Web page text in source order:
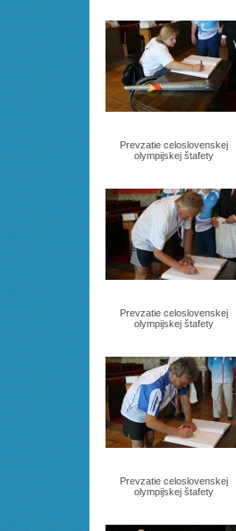
Prevzatie celoslovenskej
olympijskej štafety
Prevzatie celoslovenskej
olympijskej štafety
Prevzatie celoslovenskej
olympijskej štafety